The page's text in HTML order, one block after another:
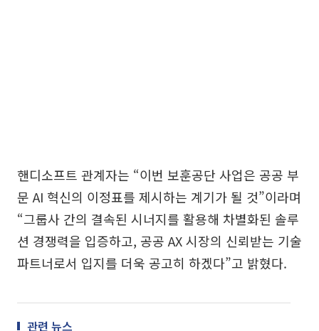
핸디소프트 관계자는 “이번 보훈공단 사업은 공공 부
문 AI 혁신의 이정표를 제시하는 계기가 될 것”이라며
“그룹사 간의 결속된 시너지를 활용해 차별화된 솔루
션 경쟁력을 입증하고, 공공 AX 시장의 신뢰받는 기술
파트너로서 입지를 더욱 공고히 하겠다”고 밝혔다.
관련 뉴스